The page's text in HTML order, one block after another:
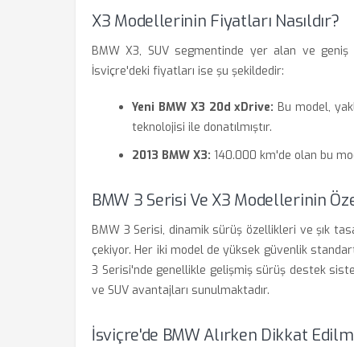
X3 Modellerinin Fiyatları Nasıldır?
BMW X3, SUV segmentinde yer alan ve
İsviçre'deki fiyatları ise şu şekildedir:
Yeni BMW X3 20d xDrive: Bu model,
teknolojisi ile donatılmıştır.
2013 BMW X3: 140.000 km'de olan bu
BMW 3 Serisi Ve X3 Modellerinin
BMW 3 Serisi, dinamik sürüş özellikleri ve şık
çekiyor. Her iki model de yüksek güvenlik
3 Serisi'nde genellikle gelişmiş sürüş destek
ve SUV avantajları sunulmaktadır.
İsviçre'de BMW Alırken Dikkat